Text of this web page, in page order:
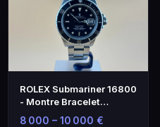
ROLEX Submariner 16800
- Montre Bracelet
Homme Acier Noir
8 000 – 10 000 €